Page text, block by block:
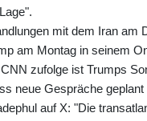
mit dem Iran am
am Montag in seinem
zufolge ist Trumps
neue Gespräche geplant
auf X: "Die